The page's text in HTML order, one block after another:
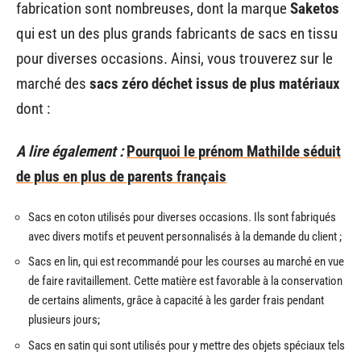
fabrication sont nombreuses, dont la marqueSaketos
qui est un des plus grands fabricants de sacs en tissu
pour diverses occasions. Ainsi, vous trouverez sur le
marché des sacs zéro déchet issus de plus matériaux
dont :
A lire également : Pourquoi le prénom Mathilde séduit
de plus en plus de parents français
Sacs en coton utilisés pour diverses occasions. Ils sont fabriqués
avec divers motifs et peuvent personnalisés à la demande du client ;
Sacs en lin, qui est recommandé pour les courses au marché en vue
de faire ravitaillement. Cette matière est favorable à la conservation
de certains aliments, grâce à capacité à les garder frais pendant
plusieurs jours;
Sacs en satin qui sont utilisés pour y mettre des objets spéciaux tels